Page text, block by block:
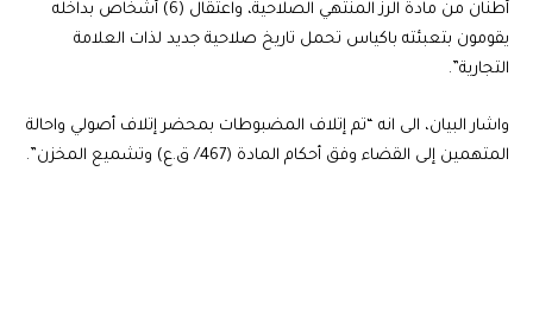
أطنان من مادة الرز المنتهي الصلاحية، واعتقال (6) أشخاص بداخله
يقومون بتعبئته باكياس تحمل تاريخ صلاحية جديد لذات العلامة
التجارية”.
واشار البيان، الى انه “تم إتلاف المضبوطات بمحضر إتلاف أصولي واحالة
المتهمين إلى القضاء وفق أحكام المادة (467/ ق.ع) وتشميع المخزن”.